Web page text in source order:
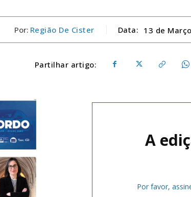
Por: Região De Cister Data: 13 de
Partilhar artigo:
A
Por favor,